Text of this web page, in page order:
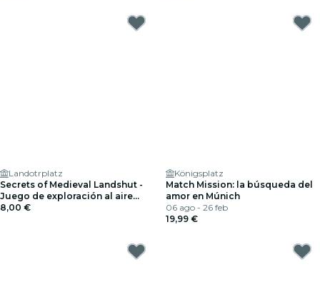
Landotrplatz
Secrets of Medieval Landshut -
Juego de exploración al aire
libre
8,00 €
Königsplatz
Match Mission: la búsqueda del
amor en Múnich
06 ago - 26 feb
19,99 €